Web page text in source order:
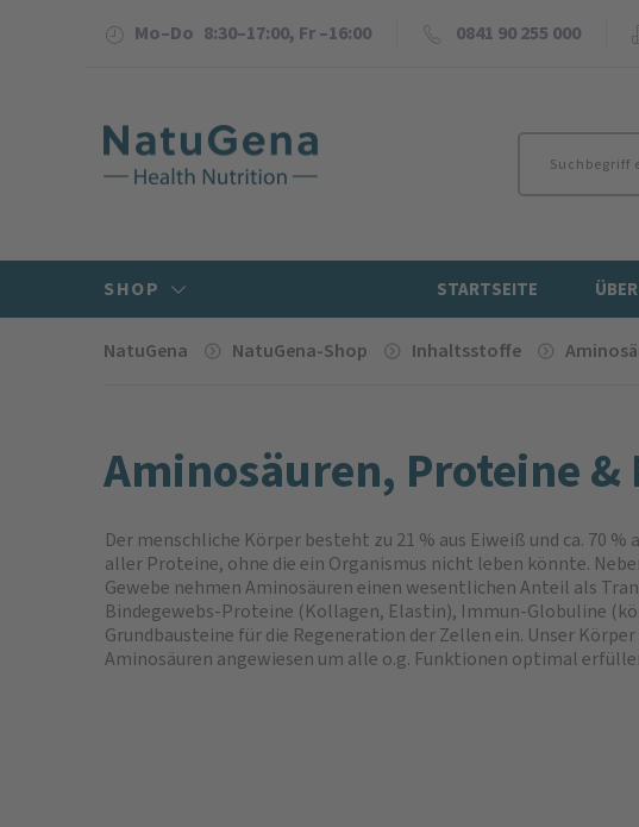
Mo–Do 8:30–17:00, Fr –16:00 0841 90 255 000
SHOP STARTSEITE
NatuGena NatuGena-Shop Inhaltsstoffe
Amino­säuren, Proteine
Der menschliche Körper besteht zu 21 % aus Eiweiß und ca. 70 %
aller Proteine, ohne die ein Organismus nicht leben könnte.
Gewebe nehmen Aminosäuren einen wesentlichen Anteil als
Bindegewebs-Proteine (Kollagen, Elastin), Immun-Globuline
Grundbausteine für die Regeneration der Zellen ein. Unser
Aminosäuren angewiesen um alle o.g. Funktionen optimal